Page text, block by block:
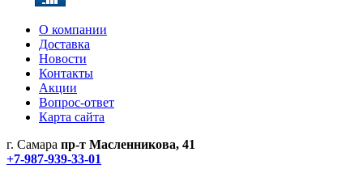
О компании
Доставка
Новости
Контакты
Акции
Вопрос-ответ
Карта сайта
г. Самара пр-т Масленникова, 41
+7-987-939-33-01